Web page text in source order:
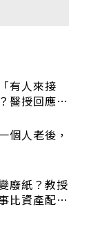
有人來接
醫授回應方
個人老後，
廢紙？教授
比資產配置